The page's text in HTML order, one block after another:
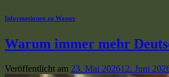
Informationen zu Wasser
Warum immer mehr
Veröffentlicht am 23. Mai 202612. Juni